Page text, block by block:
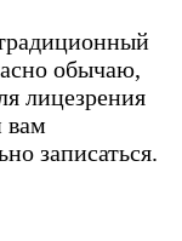
обычаю,
лицезрения
вам
записаться.